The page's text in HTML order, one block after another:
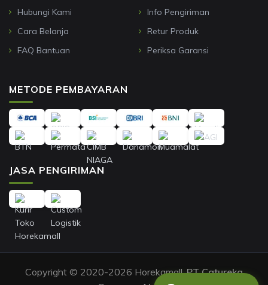
Hubungi Kami
Cara Belanja
FAQ Bantuan
Info Pengiriman
Retur Produk
Periksa Garansi
METODE PEMBAYARAN
JASA PENGIRIMAN
Copyright © 2020-2026 Horekamall,PT Catureka